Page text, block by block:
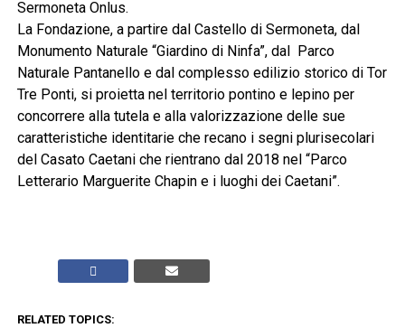
Sermoneta Onlus.
La Fondazione, a partire dal Castello di Sermoneta, dal
Monumento Naturale “Giardino di Ninfa”, dal Parco
Naturale Pantanello e dal complesso edilizio storico di Tor
Tre Ponti, si proietta nel territorio pontino e lepino per
concorrere alla tutela e alla valorizzazione delle sue
caratteristiche identitarie che recano i segni plurisecolari
del Casato Caetani che rientrano dal 2018 nel “Parco
Letterario Marguerite Chapin e i luoghi dei Caetani”.
RELATED TOPICS: